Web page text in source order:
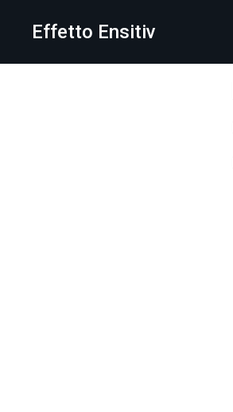
Effetto Ensitiv